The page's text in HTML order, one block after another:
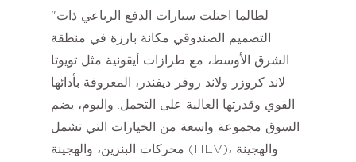
"لطالما احتلت سيارات الدفع الرباعي ذات
التصميم الصندوقي مكانة بارزة في منطقة
الشرق الأوسط، مع طرازات أيقونية مثل تويوتا
لاند كروزر ولاند روفر ديفندر، المعروفة بأدائها
القوي وقدرتها العالية على التحمل. واليوم، يضم
السوق مجموعة واسعة من الخيارات التي تشمل
محركات البنزين، والهجينة (HEV)، والهجينة